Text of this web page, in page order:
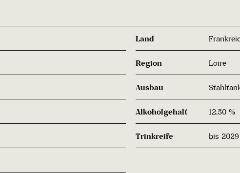
Land
Region Loire
Ausbau
Alkoholgehalt 12.50 %
Trinkreife bis 2029